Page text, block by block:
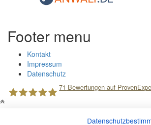
Footer menu
Kontakt
Impressum
Datenschutz
71 Bewertungen auf